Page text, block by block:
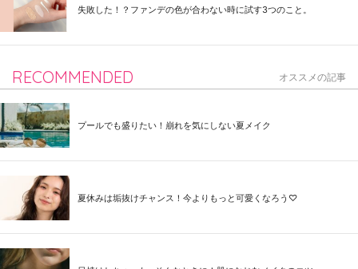
失敗した！？ファンデの色が合わない時に試す3つのこと。
RECOMMENDED オススメの記事
プールでも盛りたい！崩れを気にしない夏メイク
夏休みは垢抜けチャンス！今よりもっと可愛くなろう♡